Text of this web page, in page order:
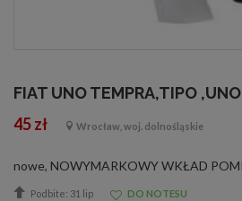
FIAT UNO TEMPRA,TIPO ,UNO
45 zł Wrocław, woj. dolnośląskie
Podbite: 31 lip DO NOTESU